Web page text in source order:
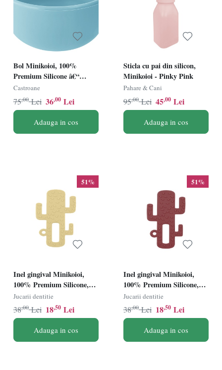
Bol Minikoioi, 100%
Premium Silicone â€“
Mineral Blue
Castroane
36,00 Lei
75,00 Lei
Adauga in cos
Sticla cu pai din silicon,
Minikoioi - Pinky Pink
Pahare & Cani
45,00 Lei
95,00 Lei
Adauga in cos
51%
Inel gingival Minikoioi,
100% Premium Silicone,
Cactus â€“ Mellow Yellow
Jucarii dentitie
18,50 Lei
38,00 Lei
Adauga in cos
51%
Inel gingival Minikoioi,
100% Premium Silicone,
Cactus â€“ Velvet Rose
Jucarii dentitie
18,50 Lei
38,00 Lei
Adauga in cos